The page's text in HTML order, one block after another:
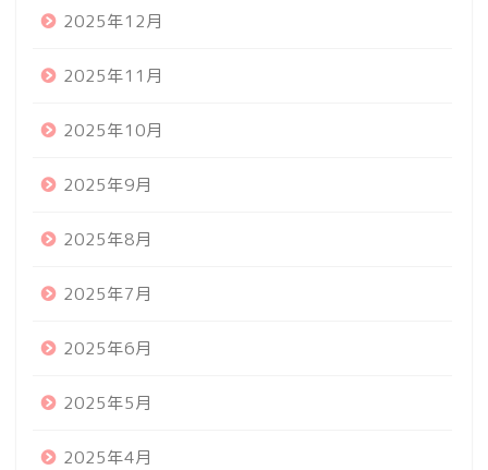
2025年12月
2025年11月
2025年10月
2025年9月
2025年8月
2025年7月
2025年6月
2025年5月
2025年4月